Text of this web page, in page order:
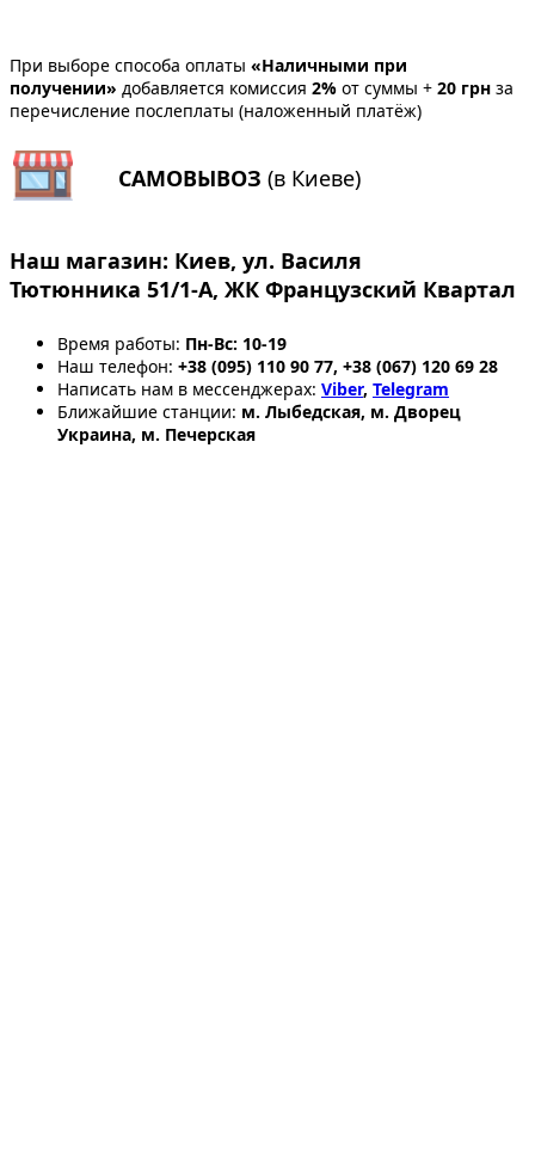
При выборе способа оплаты «Наличными при
получении» добавляется комиссия 2% от суммы + 20 грн за
перечисление послеплаты (наложенный платёж)
САМОВЫВОЗ (в Киеве)
Наш магазин: Киев, ул. Василя
Тютюнника 51/1-А, ЖК Французский Квартал
Время работы: Пн-Вс: 10-19
Наш телефон: +38 (095) 110 90 77, +38 (067) 120 69 28
Написать нам в мессенджерах: Viber, Telegram
Ближайшие станции: м. Лыбедская, м. Дворец
Украина, м. Печерская